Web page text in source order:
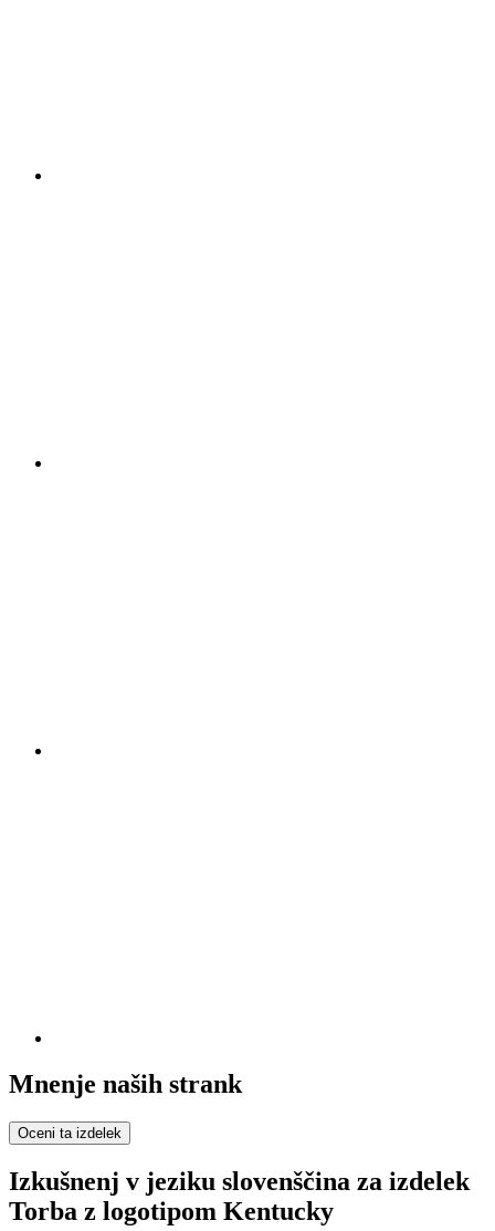
Mnenje naših strank
Oceni ta izdelek
Izkušnenj v jeziku slovenščina za izdelek
Torba z logotipom Kentucky